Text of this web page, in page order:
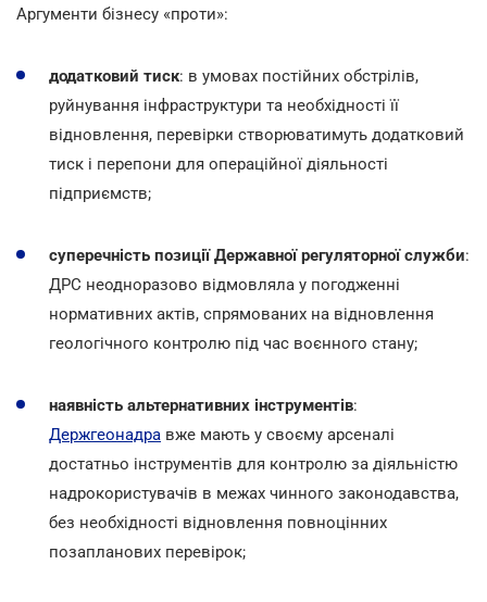
Аргументи бізнесу «проти»:
додатковий тиск: в умовах постійних обстрілів,
руйнування інфраструктури та необхідності її
відновлення, перевірки створюватимуть додатковий
тиск і перепони для операційної діяльності
підприємств;
суперечність позиції Державної регуляторної служби:
ДРС неодноразово відмовляла у погодженні
нормативних актів, спрямованих на відновлення
геологічного контролю під час воєнного стану;
наявність альтернативних інструментів:
Держгеонадра вже мають у своєму арсеналі
достатньо інструментів для контролю за діяльністю
надрокористувачів в межах чинного законодавства,
без необхідності відновлення повноцінних
позапланових перевірок;